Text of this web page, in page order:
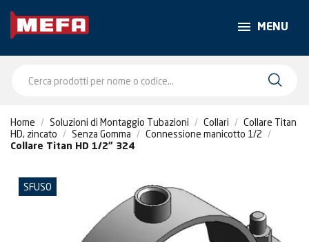
MENU
Home Soluzioni di Montaggio Tubazioni Collari
Collare Titan
HD, zincato
Senza Gomma Connessione manicotto 1/2
Collare Titan HD 1/2" 324
SFUSO